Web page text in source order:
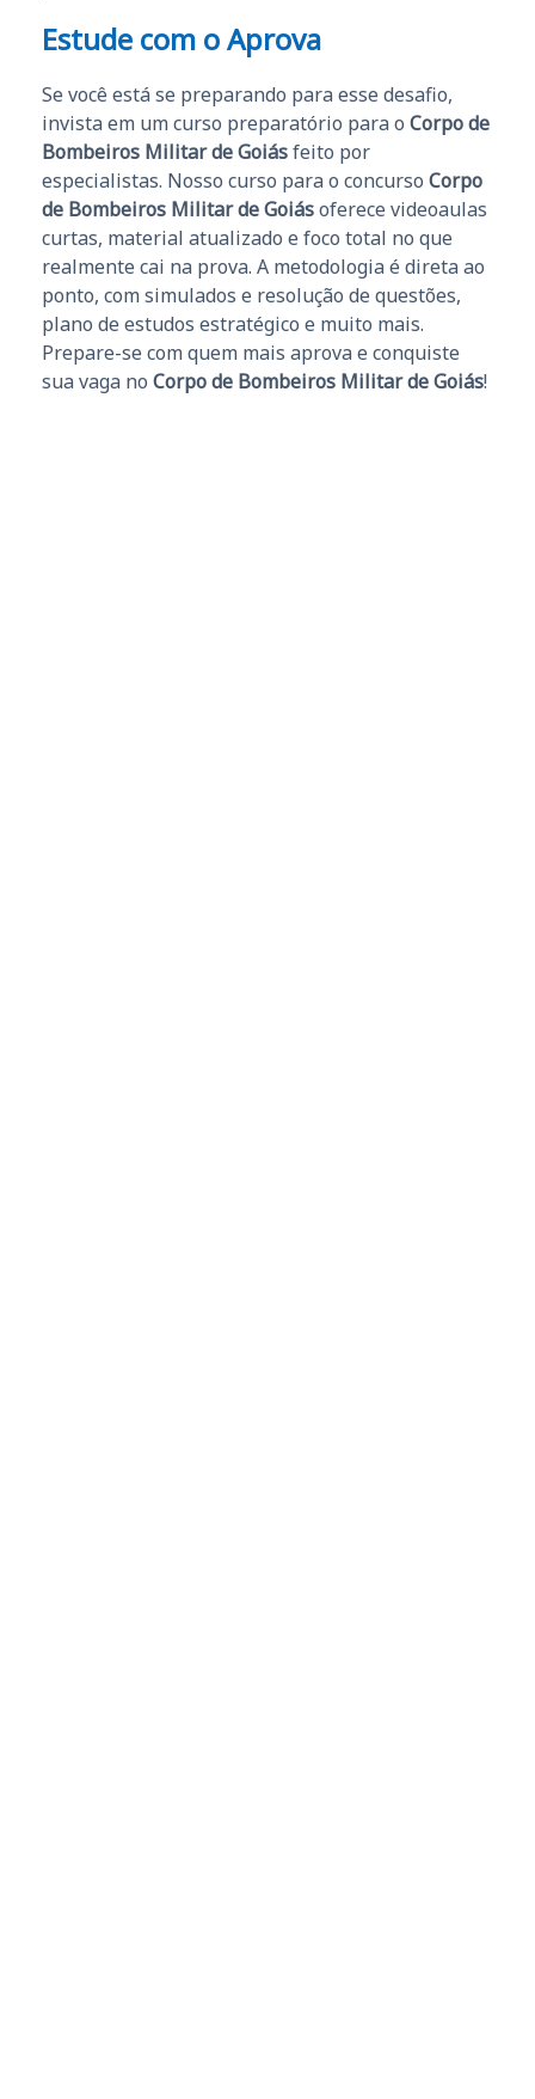
Estude com o Aprova
Se você está se preparando para esse desafio,
invista em um curso preparatório para o Corpo de
Bombeiros Militar de Goiásfeito por
especialistas. Nosso curso para o concurso Corpo
de Bombeiros Militar de Goiásoferece videoaulas
curtas, material atualizado e foco total no que
realmente cai na prova. A metodologia é direta ao
ponto, com simulados e resolução de questões,
plano de estudos estratégico e muito mais.
Prepare-se com quem mais aprova e conquiste
sua vaga no Corpo de Bombeiros Militar de Goiás!